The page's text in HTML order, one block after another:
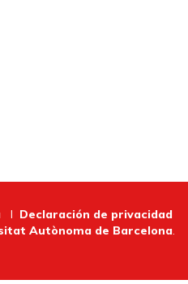
I Declaración de privacidad
Autònoma de Barcelona.